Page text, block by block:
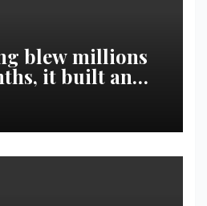
blew millions
it built an
tool |